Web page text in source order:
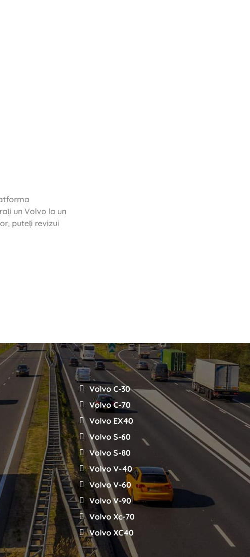
un Volvo la un
puteți revizui
Volvo C-30
Volvo C-70
Volvo EX40
Volvo S-60
Volvo S-80
Volvo V-40
Volvo V-60
Volvo V-90
Volvo Xc-70
Volvo XC40